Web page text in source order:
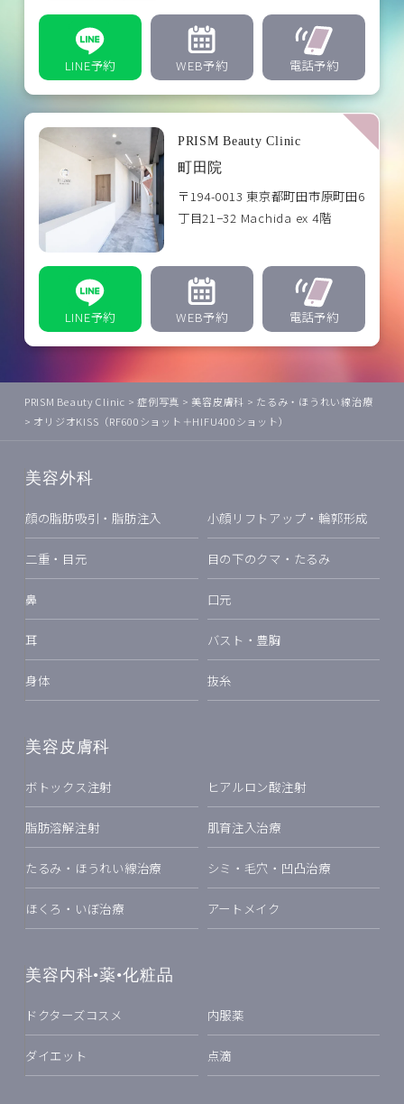
LINE予約 WEB予約 電話予約
PRISM Beauty Clinic
町田院
〒194-0013 東京都町田市原町田6
丁目21−32 Machida ex 4階
LINE予約 WEB予約 電話予約
PRISM Beauty Clinic >症例写真 > 美容皮膚科 > たるみ・ほうれい線治療
> オリジオKISS（RF600ショット＋HIFU400ショット）
美容外科
顔の脂肪吸引・脂肪注入 小顔リフトアップ・輪郭形成
二重・目元 目の下のクマ・たるみ
鼻 口元
耳 バスト・豊胸
身体 抜糸
美容皮膚科
ボトックス注射 ヒアルロン酸注射
脂肪溶解注射 肌育注入治療
たるみ・ほうれい線治療 シミ・毛穴・凹凸治療
ほくろ・いぼ治療 アートメイク
美容内科•薬•化粧品
ドクターズコスメ 内服薬
ダイエット 点滴